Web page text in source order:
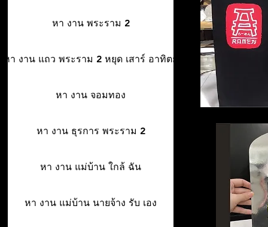
หา งาน พระราม 2
หา งาน แถว พระราม 2 หยุด เสาร์ อาทิตย์
หา งาน จอมทอง
หา งาน ธุรการ พระราม 2
หา งาน แม่บ้าน ใกล้ ฉัน
หา งาน แม่บ้าน นายจ้าง รับ เอง